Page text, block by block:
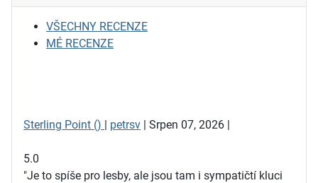
VŠECHNY RECENZE
MÉ RECENZE
Sterling Point () | petrsv | Srpen 07, 2026 |
5.0
"Je to spíše pro lesby, ale jsou tam i sympatičtí kluci